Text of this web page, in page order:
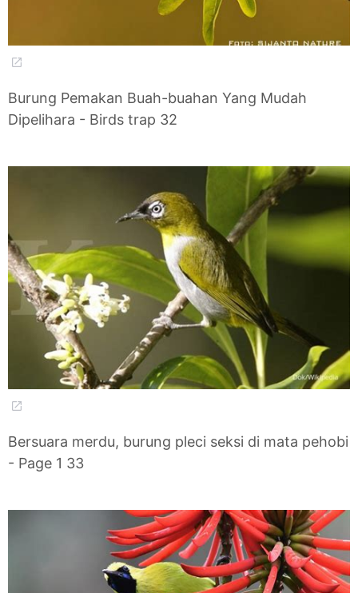
Burung Pemakan Buah-buahan Yang Mudah
Dipelihara - Birds trap 32
Bersuara merdu, burung pleci seksi di mata pehobi
- Page 1 33